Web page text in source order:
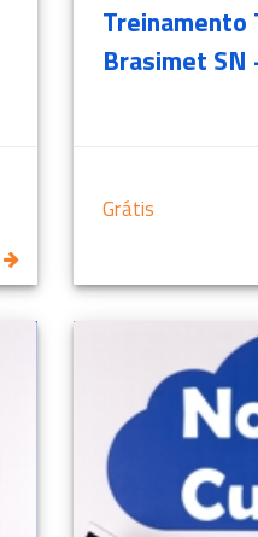
Treinamento
Brasimet SN
Grátis